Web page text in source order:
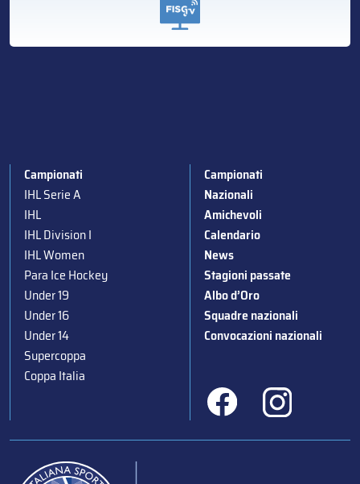
Campionati
IHL Serie A
IHL
IHL Division I
IHL Women
Para Ice Hockey
Under 19
Under 16
Under 14
Supercoppa
Coppa Italia
Campionati
Nazionali
Amichevoli
Calendario
News
Stagioni passate
Albo d’Oro
Squadre nazionali
Convocazioni nazionali